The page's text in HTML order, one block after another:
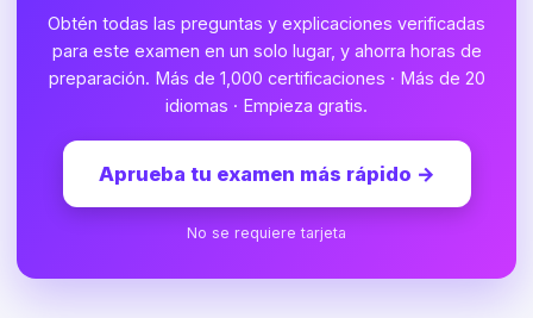
Obtén todas las preguntas y explicaciones verificadas
para este examen en un solo lugar, y ahorra horas de
preparación. Más de 1,000 certificaciones · Más de 20
idiomas · Empieza gratis.
Aprueba tu examen más rápido →
No se requiere tarjeta